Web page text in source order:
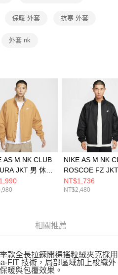
供之「AFTEE先享後付」服務完成之交
代理人或監護人之同意方可使用
辦者引起之損失，本公司不負相關責
依據個別帳號之用戶狀況，依本公司即
額度不足之情形，本公司將視審查結果
人資訊註冊。若發現惡意使用之情形，
用戶之使用額度並採取法律行動。
保暖 外套 抗寒 外套
外套 nk
AS M NK CLUB
JKT 男 休閒
NIKE AS M NK
ROSCOE FZ
休閒外套
NT$1,736
NT$2,480
相關推薦
款全長拉鍊開襟搖粒絨夾克採用
FIT 技術，局部區域加上梭織外
暖與包覆效果。